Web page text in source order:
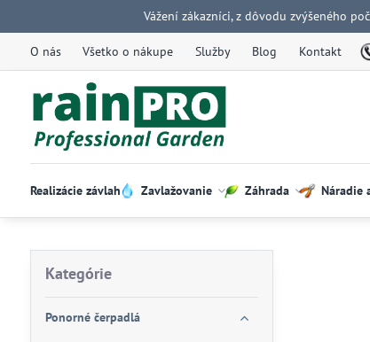
Vážení zákazníci, z dôvodu zvýšeného
O nás Všetko o nákupe Služby Blog Kontakt
Realizácie závlah Zavlažovanie Záhrada Náradie
Kategórie
Ponorné čerpadlá